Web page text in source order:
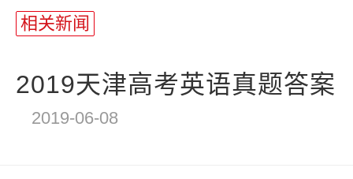
相关新闻
2019天津高考英语真题答案
2019-06-08